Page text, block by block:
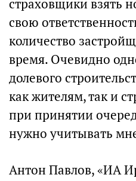
страховщики взять
свою
количество
время. Очевидно
долевого
как жителям, так и
при принятии
нужно учитывать
Антон Павлов, «ИА